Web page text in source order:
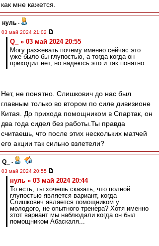
как мне кажется.
нуль -
03 май 2024 21:02
Q_ » 03 май 2024 20:55
Могу разжевать почему именно сейчас это
уже было бы глупостью, а тогда когда он
приходил нет, но надеюсь это и так понятно.
Нет, не понятно. Слишкович до нас был
главным только во втором по силе дивизионе
Китая. До прихода помощником в Спартак, он
два года сидел без работы.Ты правда
считаешь, что после этих нескольких матчей
его акции так сильно взлетели?
Q_
-
03 май 2024 20:55
нуль » 03 май 2024 20:44
То есть, ты хочешь сказать, что полной
глупостью является вариант, когда
Слишкович является помощником у
молодого, не опытного тренера? Хотя именно
зтот вариант мы наблюдали когда он был
помощником Абаскаля...